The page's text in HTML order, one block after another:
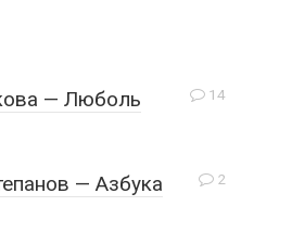
14
— Люболь
2
— Азбука